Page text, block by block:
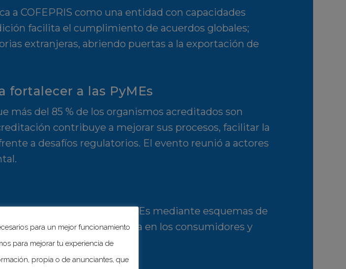
a COFEPRIS como una entidad con capacidades
facilita el cumplimiento de acuerdos globales;
extranjeras, abriendo puertas a la exportación de
fortalecer a las PyMEs
más del 85 % de los organismos acreditados son
contribuye a mejorar sus procesos, facilitar la
a desafíos regulatorios. El evento reunió a actores
Cruz,
el impulso a las PyMEs mediante esquemas de
servicios, generar confianza en los consumidores y
para un mejor funcionamiento
para mejorar tu experiencia de
propia o de anunciantes, que